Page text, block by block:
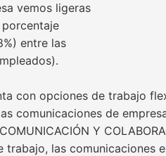
vemos ligeras
entre las
con opciones de trabajo
comunicaciones de
Y
trabajo, las comunicaciones